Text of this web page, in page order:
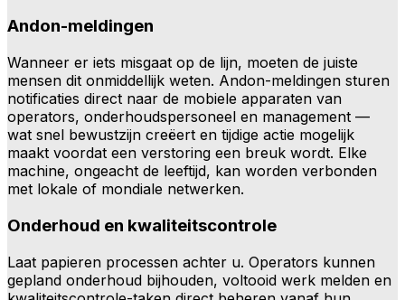
Andon-meldingen
Wanneer er iets misgaat op de lijn, moeten de juiste
mensen dit onmiddellijk weten. Andon-meldingen sturen
notificaties direct naar de mobiele apparaten van
operators, onderhoudspersoneel en management —
wat snel bewustzijn creëert en tijdige actie mogelijk
maakt voordat een verstoring een breuk wordt. Elke
machine, ongeacht de leeftijd, kan worden verbonden
met lokale of mondiale netwerken.
Onderhoud en kwaliteitscontrole
Laat papieren processen achter u. Operators kunnen
gepland onderhoud bijhouden, voltooid werk melden en